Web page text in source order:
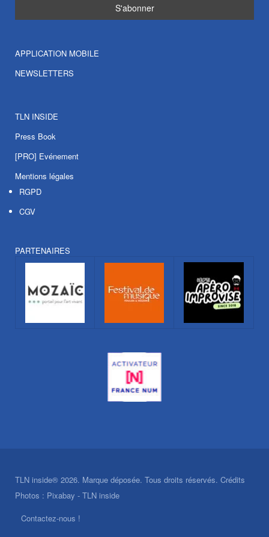
APPLICATION MOBILE
NEWSLETTERS
TLN INSIDE
Press Book
[PRO] Evénement
Mentions légales
RGPD
CGV
PARTENAIRES
TLN inside® 2026. Marque déposée. Tous droits réservés. Crédits
Photos : Pixabay - TLN inside
Contactez-nous !